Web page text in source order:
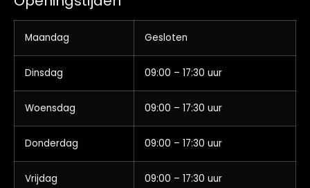
Maandag Gesloten
Dinsdag 09:00 – 17:30 uur
Woensdag 09:00 – 17:30 uur
Donderdag 09:00 – 17:30 uur
Vrijdag 09:00 – 17:30 uur